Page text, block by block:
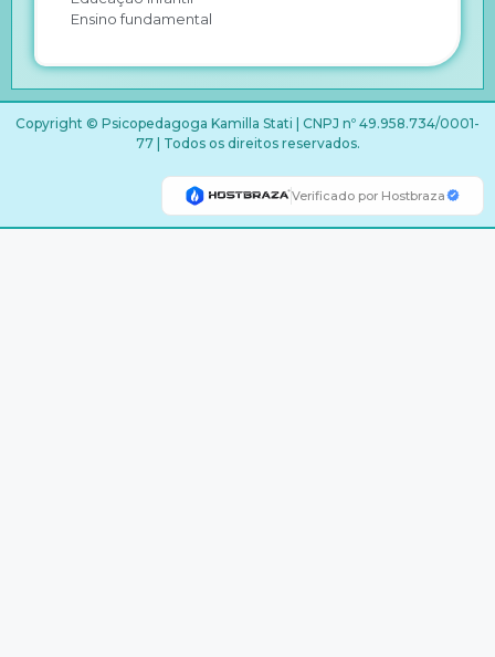
Ensino fundamental
Copyright © Psicopedagoga Kamilla Stati | CNPJ nº 49.958.734/0001-
77 | Todos os direitos reservados.